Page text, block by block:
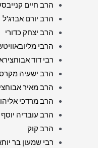
הרב חיים
הרב יורם אברג'ל
הרב יצחק כדורי
הרבי
רבי דוד
הרב ישעיה
הרב מאיר
הרב מרדכי אליהו
הרב עובדיה יוסף
הרב קוק
רבי שמעון בר